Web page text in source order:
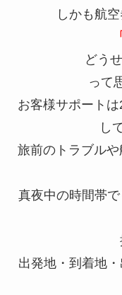
しかも航
どう
って
お客様サポートは
し
旅前のトラブル
真夜中の時間帯
出発地・到着地